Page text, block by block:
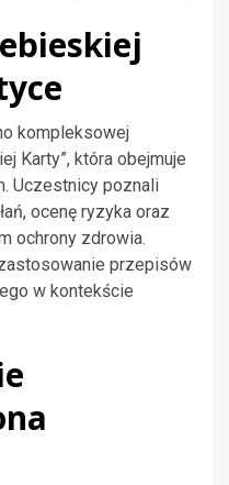
kompleksowej
Karty”, która obejmuje
Uczestnicy poznali
ocenę ryzyka oraz
ochrony zdrowia.
przepisów
w kontekście